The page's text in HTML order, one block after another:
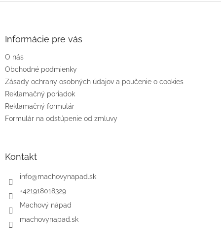
e
Informácie pre vás
O nás
Obchodné podmienky
Zásady ochrany osobných údajov a poučenie o cookies
Reklamačný poriadok
Reklamačný formulár
Formulár na odstúpenie od zmluvy
Kontakt
info@machovynapad.sk
+421918018329
Machový nápad
machovynapad.sk